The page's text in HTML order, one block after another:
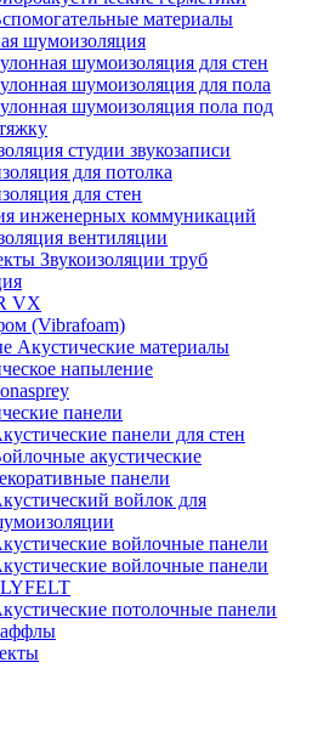
материалы
шумоизоляция
шумоизоляция для стен
шумоизоляция для пола
шумоизоляция пола под
студии звукозаписи
для потолка
для стен
инженерных коммуникаций
вентиляции
Звукоизоляции труб
VX
(Vibrafoam)
Акустические материалы
напыление
панели
панели для стен
акустические
панели
войлок для
войлочные панели
войлочные панели
потолочные панели